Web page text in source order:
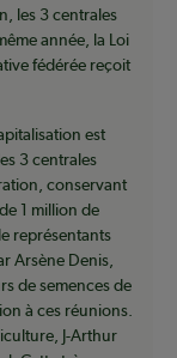
les 3 centrales
année, la Loi
fédérée reçoit
est
3 centrales
conservant
1 million de
représentants
Arsène Denis,
de semences de
à ces réunions.
J-Arthur